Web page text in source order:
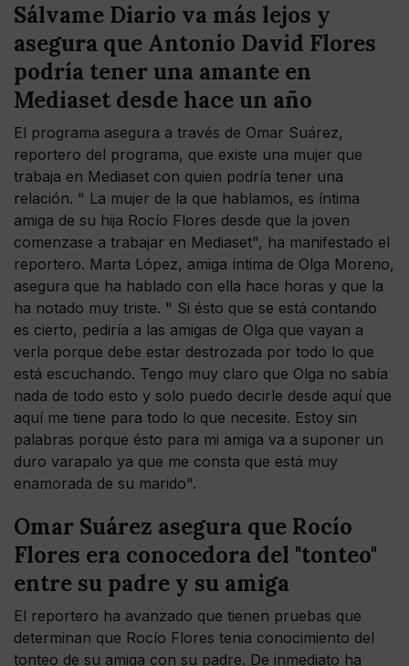
Sálvame Diario va más lejos y
asegura que Antonio David Flores
podría tener una amante en
Mediaset desde hace un año
El programa asegura a través de Omar Suárez,
reportero del programa, que existe una mujer que
trabaja en Mediaset con quien podría tener una
relación. " La mujer de la que hablamos, es íntima
amiga de su hija Rocío Flores desde que la joven
comenzase a trabajar en Mediaset", ha manifestado el
reportero. Marta López, amiga íntima de Olga Moreno,
asegura que ha hablado con ella hace horas y que la
ha notado muy triste. " Si ésto que se está contando
es cierto, pediría a las amigas de Olga que vayan a
verla porque debe estar destrozada por todo lo que
está escuchando. Tengo muy claro que Olga no sabía
nada de todo esto y solo puedo decirle desde aquí que
aquí me tiene para todo lo que necesite. Estoy sin
palabras porque ésto para mi amiga va a suponer un
duro varapalo ya que me consta que está muy
enamorada de su marido".
Omar Suárez asegura que Rocío
Flores era conocedora del "tonteo"
entre su padre y su amiga
El reportero ha avanzado que tienen pruebas que
determinan que Rocío Flores tenia conocimiento del
tonteo de su amiga con su padre. De inmediato ha